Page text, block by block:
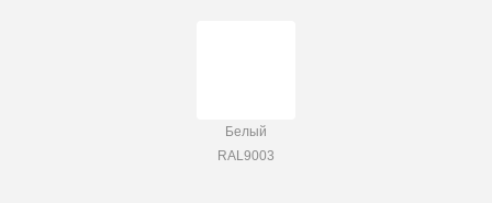
Белый
RAL9003